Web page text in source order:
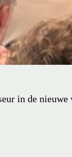
in de nieuwe